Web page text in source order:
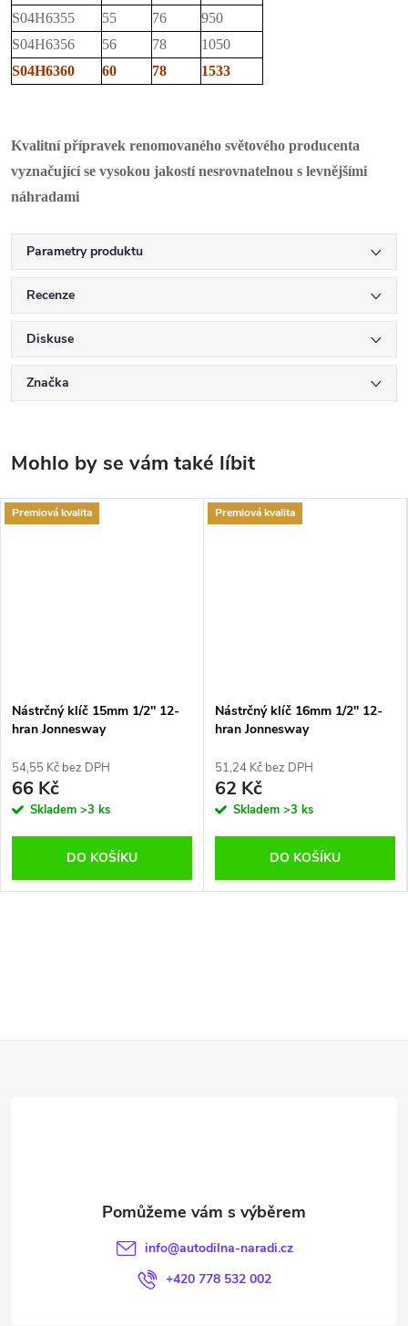
S04H6355
55 76
950
S04H6356
56 78
1050
S04H6360
60 78 1533
Kvalitní přípravek renomovaného světového producenta
vyznačující se vysokou jakostí nesrovnatelnou s levnějšími
náhradami
Parametry produktu
Recenze
Diskuse
Značka
Premiová kvalita
Nástrčný klíč 15mm 1/2'' 12-
hran Jonnesway
54,55 Kč bez DPH
66 Kč
Skladem >3 ks
DO KOŠÍKU
Premiová kvalita
Nástrčný klíč 16mm 1/2'' 12-
hran Jonnesway
51,24 Kč bez DPH
62 Kč
Skladem >3 ks
DO KOŠÍKU
info@autodilna-naradi.cz
+420 778 532 002